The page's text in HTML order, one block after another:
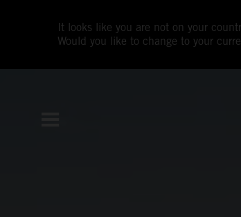
It looks like you are not on your
Would you like to change to your